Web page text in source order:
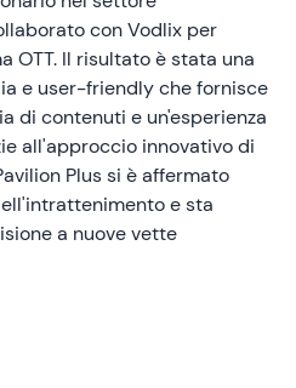
con Vodlix per
OTT. Il risultato è stata una
e user-friendly che fornisce
di contenuti e un'esperienza
all'approccio innovativo di
Plus si è affermato
e sta
a nuove vette